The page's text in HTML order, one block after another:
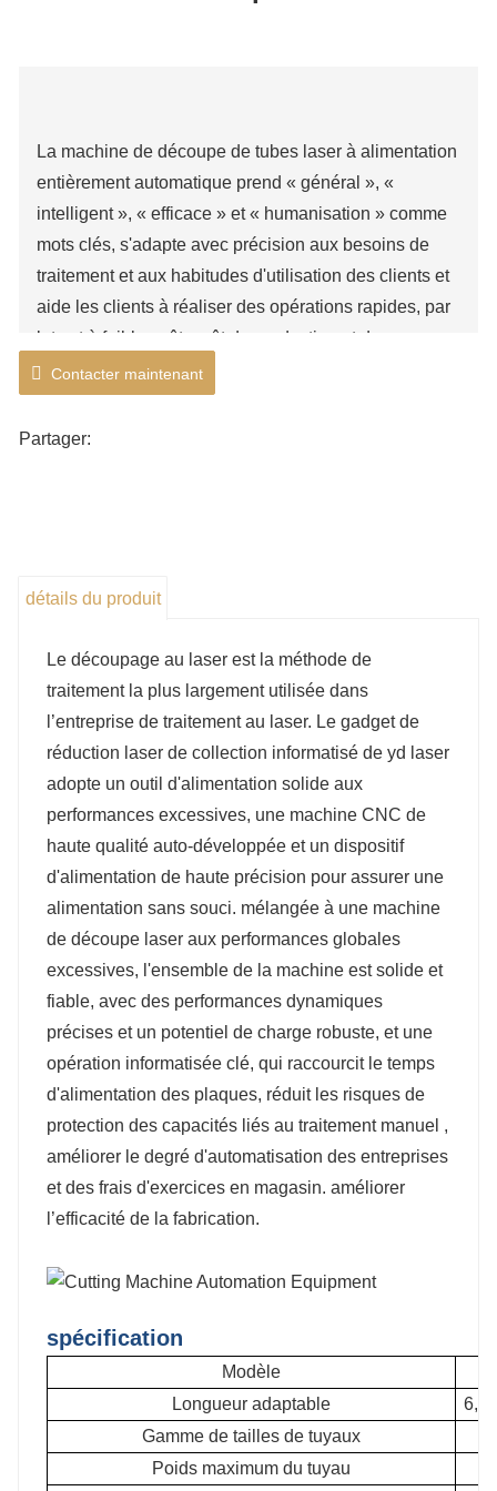
La machine de découpe de tubes laser à alimentation
entièrement automatique prend « général », «
intelligent », « efficace » et « humanisation » comme
mots clés, s'adapte avec précision aux besoins de
traitement et aux habitudes d'utilisation des clients et
aide les clients à réaliser des opérations rapides, par
lots et à faible coût. coût de production et de
transformation. Équipé d'un logiciel spécial de
découpe et d'imbrication, il présente les avantages
d'une opération simple, d'une haute précision et d'un
pétrole, les équipements chimiques et d'autres
carbone, des tuyaux en acier inoxydable, des tuyaux
rectangulaires, des canaux en acier, de l'acier H, etc.
Contacter maintenant
Partager:
détails du produit
Le découpage au laser est la méthode de
traitement la plus largement utilisée dans
l’entreprise de traitement au laser. Le gadget de
réduction laser de collection informatisé de yd laser
adopte un outil d'alimentation solide aux
performances excessives, une machine CNC de
haute qualité auto-développée et un dispositif
d'alimentation de haute précision pour assurer une
alimentation sans souci. mélangée à une machine
de découpe laser aux performances globales
excessives, l'ensemble de la machine est solide et
fiable, avec des performances dynamiques
précises et un potentiel de charge robuste, et une
opération informatisée clé, qui raccourcit le temps
d'alimentation des plaques, réduit les risques de
protection des capacités liés au traitement manuel ,
améliorer le degré d'automatisation des entreprises
et des frais d'exercices en magasin. améliorer
l’efficacité de la fabrication.
spécification
Modèle
Longueur adaptable
6,5
Gamme de tailles de tuyaux
Poids maximum du tuyau